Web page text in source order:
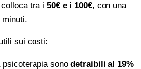
tra i 50€ e i 100€, con una
minuti.
sui costi:
psicoterapia sono detraibili al 19%